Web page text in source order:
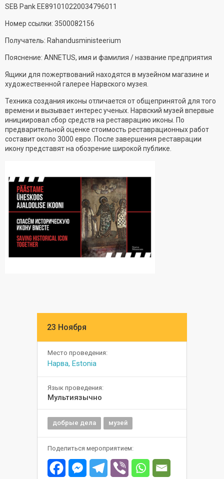
SEB Pank EE891010220034796011
Номер ссылки: 3500082156
Получатель: Rahandusministeerium
Пояснение: ANNETUS, имя и фамилия / название предприятия
Ящики для пожертвований находятся в музейном магазине и
художественной галерее Нарвского музея.
Техника создания иконы отличается от общепринятой для того
времени и вызывает интерес ученых. Нарвский музей впервые
инициировал сбор средств на реставрацию иконы. По
предварительной оценке стоимость реставрационных работ
составит около 3000 евро. После завершения реставрации
икону представят на обозрение широкой публике.
23 Ноября
Место проведения:
Нарва, Estonia
Язык проведения:
Мультиязычно
добрые дела музей
Поделиться мероприятием: